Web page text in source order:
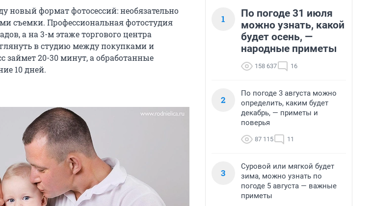
новый формат фотосессий: необязательно
съемки. Профессиональная фотостудия
а на 3-м этаже торгового центра
в студию между покупками и
займет 20-30 минут, а обработанные
10 дней.
1
По погоде 31 июля
можно узнать, какой
будет осень, —
народные приметы
158 637 16
2
По погоде 3 августа можно
определить, каким будет
декабрь, — приметы и
поверья
87 115 11
3
Суровой или мягкой будет
зима, можно узнать по
погоде 5 августа — важные
приметы